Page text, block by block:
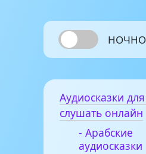
Аудиосказки
слушать онлайн
- Арабские
аудиосказки